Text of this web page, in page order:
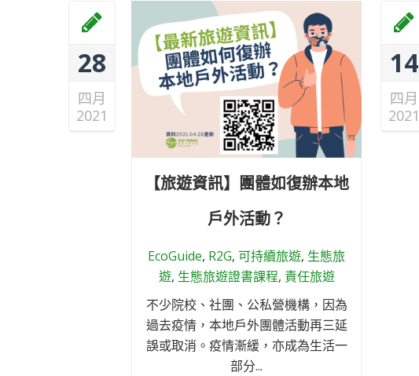
28
四月
2021
【旅遊資訊】團體如復辦本地
戶外活動？
EcoGuide, R2G,可持續旅遊,生態旅
遊, 生態旅遊證書課程, 責任旅遊
不少院校、社團、公私營機構，因為
過去疫情，本地戶外團體活動再三延
誤或取消。疫情漸緩，亦成為生活一
部分...
14
四月
2021